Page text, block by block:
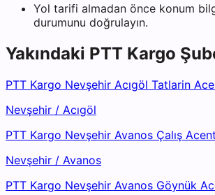
Yol tarifi almadan önce konum
durumunu doğrulayın.
Yakındaki PTT Kargo
PTT Kargo Nevşehir Acıgöl Tatlarin
Nevşehir / Acıgöl
PTT Kargo Nevşehir Avanos Çalış
Nevşehir / Avanos
PTT Kargo Nevşehir Avanos Göynük